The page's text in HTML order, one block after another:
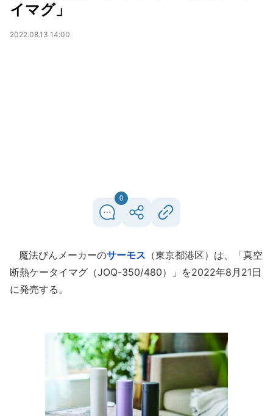
イマグ」
2022.08.13 14:00
0
魔法びんメーカーのサーモス （東京都港区）は、「真空
断熱ケータイマグ（JOQ-350/480）」を2022年8月21日
に発売する。